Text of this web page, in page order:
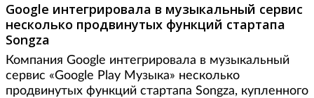
Google интегрировала в музыкальный сервис
несколько продвинутых функций стартапа
Songza
Компания Google интегрировала в музыкальный
сервис «Google Play Музыка» несколько
продвинутых функций стартапа Songza, купленного